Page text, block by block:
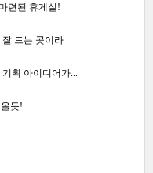
련된 휴게실!
드는 곳이라
기획 아이디어가...
듯!